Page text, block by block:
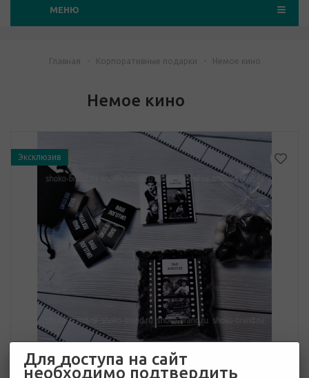
МЕНЮ
Главная - Корпоративные подарки - Немое кино
Немое кино
Эксклюзив
Для доступа на сайт
необходимо подтвердить